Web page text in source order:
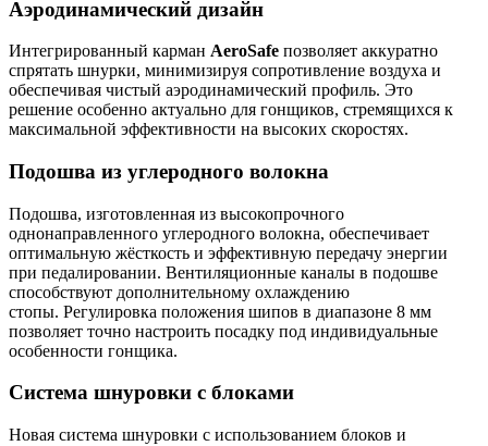
Аэродинамический дизайн
Интегрированный карман AeroSafe позволяет аккуратно
спрятать шнурки, минимизируя сопротивление воздуха и
обеспечивая чистый аэродинамический профиль. Это
решение особенно актуально для гонщиков, стремящихся к
максимальной эффективности на высоких скоростях.
Подошва из углеродного волокна
Подошва, изготовленная из высокопрочного
однонаправленного углеродного волокна, обеспечивает
оптимальную жёсткость и эффективную передачу энергии
при педалировании. Вентиляционные каналы в подошве
способствуют дополнительному охлаждению
стопы. Регулировка положения шипов в диапазоне 8 мм
позволяет точно настроить посадку под индивидуальные
особенности гонщика.
Система шнуровки с блоками
Новая система шнуровки с использованием блоков и